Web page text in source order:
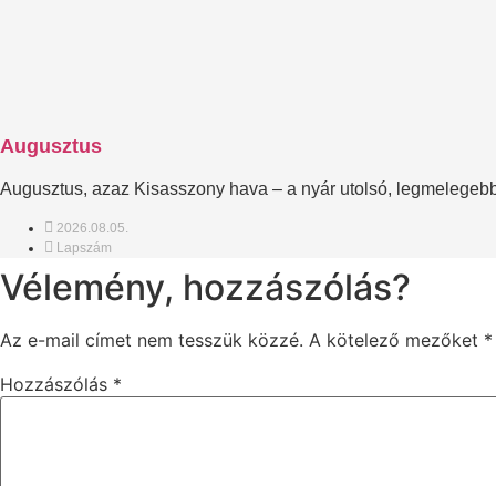
Augusztus
Augusztus, azaz Kisasszony hava – a nyár utolsó,
2026.08.05.
Lapszám
Vélemény, hozzászólás?
Az e-mail címet nem tesszük közzé. A kötelező mezőket *
Hozzászólás *